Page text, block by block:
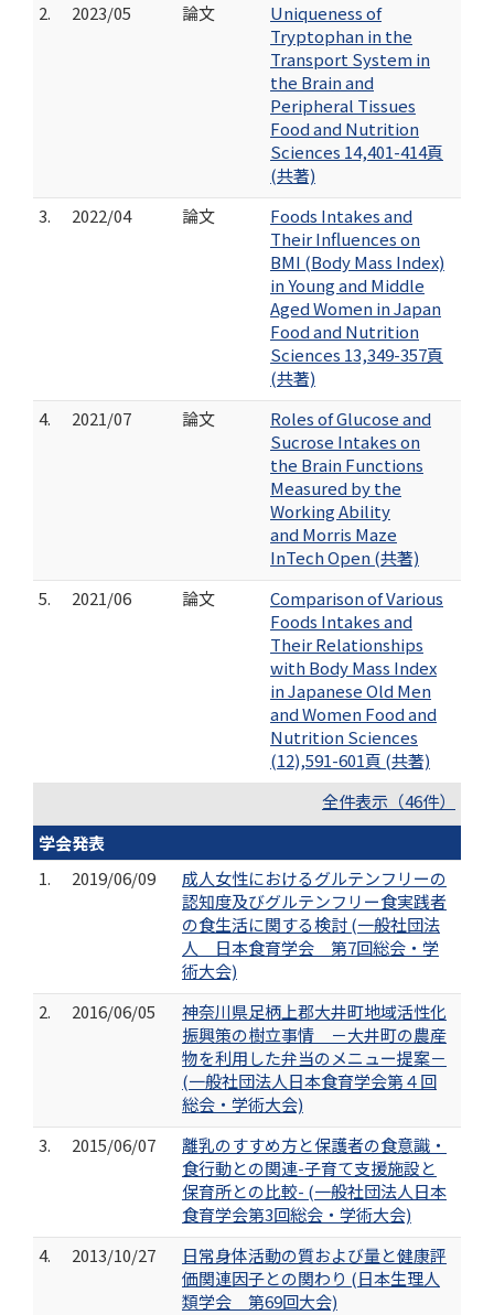
2.
2023/05 論文
Uniqueness of
Tryptophan in the
Transport System in
the Brain and
Peripheral Tissues
Food and Nutrition
Sciences 14,401-414頁
(共著)
3.
2022/04 論文
Foods Intakes and
Their Influences on
BMI (Body Mass Index)
in Young and Middle
Aged Women in Japan
Food and Nutrition
Sciences 13,349-357頁
(共著)
4.
2021/07 論文
Roles of Glucose and
Sucrose Intakes on
the Brain Functions
Measured by the
Working Ability
and Morris Maze
InTech Open (共著)
5.
2021/06 論文
Comparison of Various
Foods Intakes and
Their Relationships
with Body Mass Index
in Japanese Old Men
and Women Food and
Nutrition Sciences
(12),591-601頁 (共著)
全件表示（46件）
学会発表
1.
2019/06/09
成人女性におけるグルテンフリーの
認知度及びグルテンフリー食実践者
の食生活に関する検討 (一般社団法
人 日本食育学会 第7回総会・学
術大会)
2.
2016/06/05
神奈川県足柄上郡大井町地域活性化
振興策の樹立事情 －大井町の農産
物を利用した弁当のメニュー提案－
(一般社団法人日本食育学会第４回
総会・学術大会)
3.
2015/06/07
離乳のすすめ方と保護者の食意識・
食行動との関連-子育て支援施設と
保育所との比較- (一般社団法人日本
食育学会第3回総会・学術大会)
4.
2013/10/27
日常身体活動の質および量と健康評
価関連因子との関わり (日本生理人
類学会 第69回大会)